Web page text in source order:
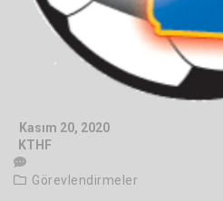
Kasım 20, 2020
KTHF
Görevlendirmeler